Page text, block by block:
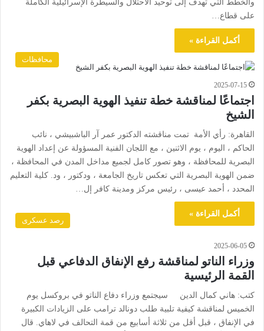
والخطط التي تهدف إلى توحيد الاحتلال والسيطرة الإسرائيلية الكاملة
على قطاع…
أكمل القراءة »
محافظات
2025-07-15
اجتماعًا لمناقشة خطة تنفيذ الهوية البصرية بكفر
الشيخ
القاهرة: رأي الأمة تمت مناقشته الدكتور عمر آر الباشبيشي ، نائب
الحاكم ، اليوم ، يوم الاثنين ، مع اللجان الفنية المسؤولة عن إعداد الهوية
البصرية للمحافظة ، وهو تصور كامل لجميع مداخل المدن في المحافظة ،
ضمن الهوية البصرية التي تعكس تاريخ الجامعة ، ودكتور ، ود. كلية التعليم
المحدد ، أحمد عيسى ، رئيس مركز ومدينة كافر إل…
أكمل القراءة »
رصد عسكرى
2025-06-05
وزراء الناتو لمناقشة رفع الإنفاق الدفاعي قبل
القمة الرئيسية
كتب: هاني كمال الدين سيجتمع وزراء دفاع الناتو في بروكسل يوم
الخميس لمناقشة كيفية تلبية طلب دونالد ترامب على الزيادات الكبيرة
في الإنفاق ، قبل أقل من ثلاثة أسابيع من قمة التحالف في لاهاي. قال